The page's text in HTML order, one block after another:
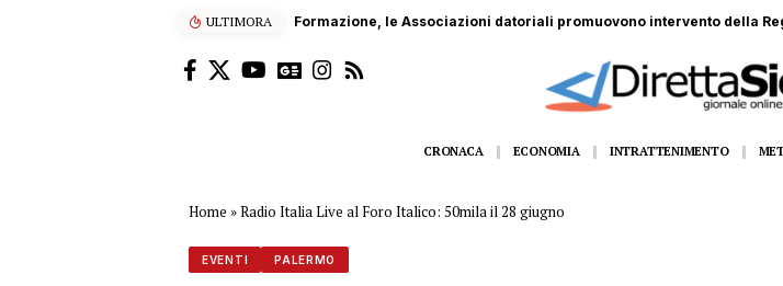
ULTIMORA
garantito l’anno scolastico» Blitz della Finanza a Palermo, sequestrati centinaia di scooter
CRONACA ECONOMIA INTRATTENIMENTO
Home »Radio Italia Live al Foro Italico: 50mila il 28 giugno
EVENTI PALERMO